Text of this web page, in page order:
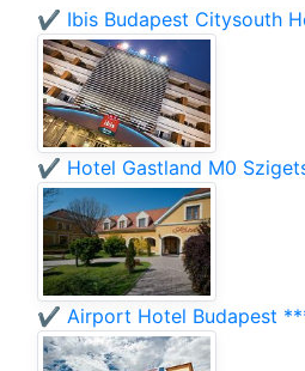
✔️ Ibis Budapest Citysouth
✔️ Hotel Gastland M0
✔️ Airport Hotel Budapest